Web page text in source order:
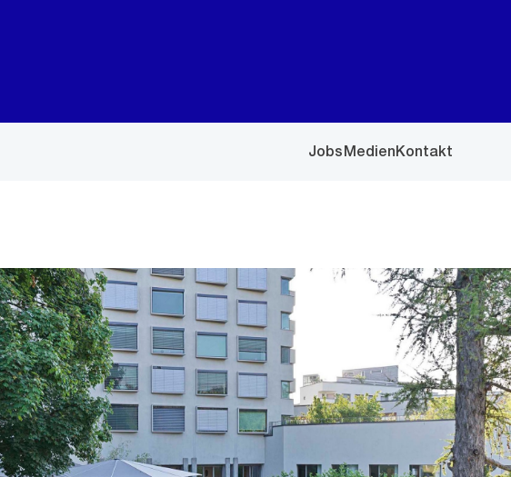
JobsMedienKontakt